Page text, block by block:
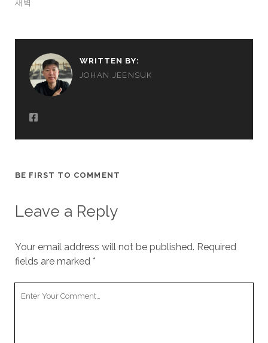
새벽
WRITTEN BY:
JOHAN JEENSUK
BE FIRST TO COMMENT
Leave a Reply
Your email address will not be published. Required
fields are marked *